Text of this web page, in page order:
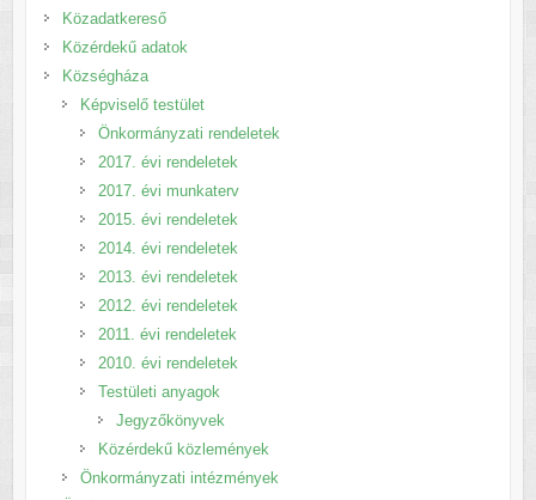
Közadatkereső
Közérdekű adatok
Községháza
Képviselő testület
Önkormányzati rendeletek
2017. évi rendeletek
2017. évi munkaterv
2015. évi rendeletek
2014. évi rendeletek
2013. évi rendeletek
2012. évi rendeletek
2011. évi rendeletek
2010. évi rendeletek
Testületi anyagok
Jegyzőkönyvek
Közérdekű közlemények
Önkormányzati intézmények